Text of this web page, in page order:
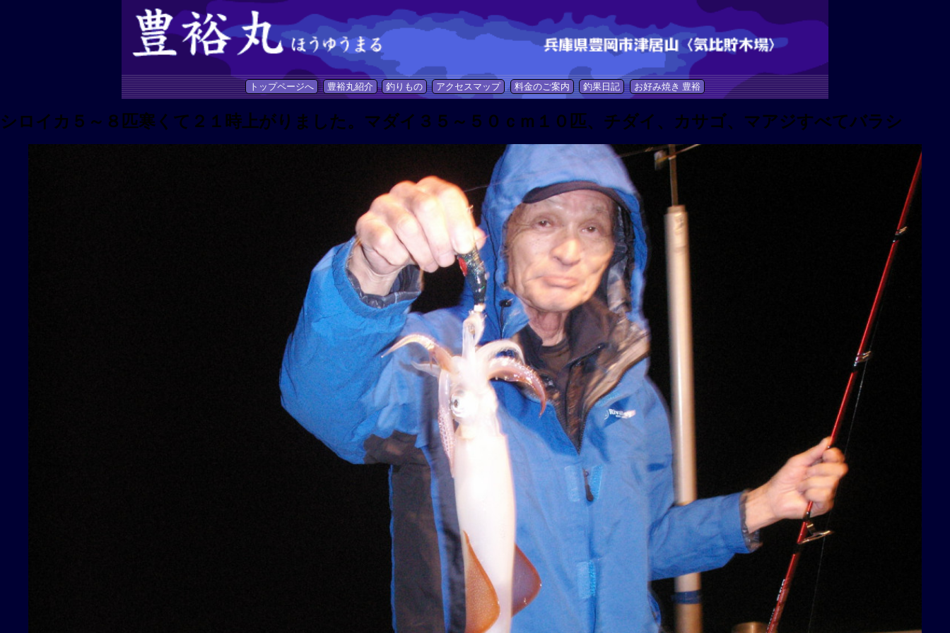
トップページへ 豊裕丸紹介 釣りもの アクセスマップ 料金のご案内 釣果日記 お好み焼き 豊裕
シロイカ５～８匹寒くて２１時上がりました。マダイ３５～５０ｃｍ１０匹、チダイ、カサゴ、マアジすべてバラシ